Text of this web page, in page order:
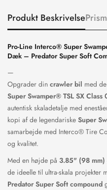
Produkt Beskrivelse
Pro-Line Interco® Super
Dæk – Predator Super Soft
—
Opgrader din crawler bil med de
Super Swamper® TSL SX
autentisk skaladetalje med
kopi af de legendariske Super
samarbejde med Interco® Tire
og kvalitet.
Med en højde på 3.85" (98 mm)
de ideelle til ultra-skala projekter
Predator Super Soft compound